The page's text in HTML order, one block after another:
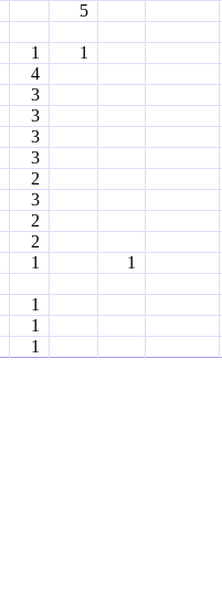
5
1
1
4
3
3
3
3
2
3
2
2
1
1
1
1
1